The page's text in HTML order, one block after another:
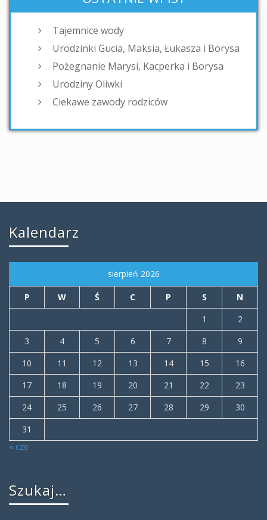
Tajemnice wody
Urodzinki Gucia, Maksia, Łukasza i Borysa
Pożegnanie Marysi, Kacperka i Borysa
Urodziny Oliwki
Ciekawe zawody rodziców
Kalendarz
sierpień 2026
P W Ś C P S
N
1
2
3
4 5 6 7 8
9
10
11 12 13 14 15
16
17
18 19 20 21 22
23
24
25 26 27 28 29
30
31
« cze
Szukaj…